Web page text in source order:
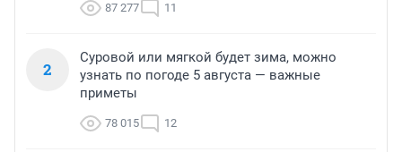
87 277 11
2
Суровой или мягкой будет зима, можно
узнать по погоде 5 августа — важные
приметы
78 015 12